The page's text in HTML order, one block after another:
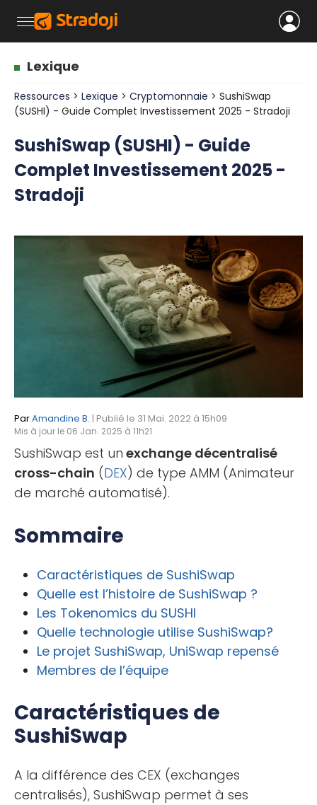
Lexique
Ressources > Lexique > Cryptomonnaie > SushiSwap
(SUSHI) - Guide Complet Investissement 2025 - Stradoji
SushiSwap (SUSHI) - Guide
Complet Investissement 2025 -
Stradoji
ParAmandine B. | Publié le 31 Mai. 2022 à 15h09
Mis à jour le 06 Jan. 2025 à 11h21
SushiSwap est un exchange décentralisé
cross-chain (DEX) de type AMM (Animateur
de marché automatisé).
Sommaire
Caractéristiques de SushiSwap
Quelle est l’histoire de SushiSwap ?
Les Tokenomics du SUSHI
Quelle technologie utilise SushiSwap?
Le projet SushiSwap, UniSwap repensé
Membres de l’équipe
Caractéristiques de
SushiSwap
A la différence des CEX (exchanges
centralisés), SushiSwap permet à ses